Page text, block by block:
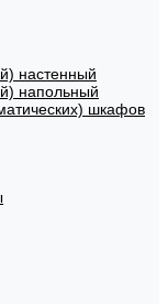
настенный
напольный
шкафов